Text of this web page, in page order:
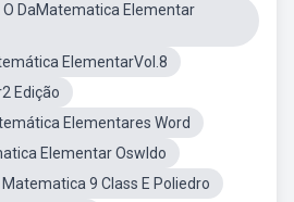
O DaMatematica Elementar
ElementarVol.8
Edição
Elementares Word
Elementar Oswldo
Matematica 9 Class E Poliedro